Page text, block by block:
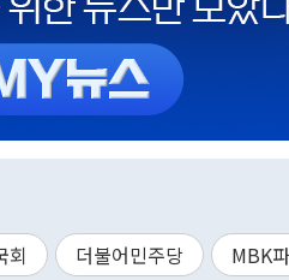
회 더불어민주당 MBK